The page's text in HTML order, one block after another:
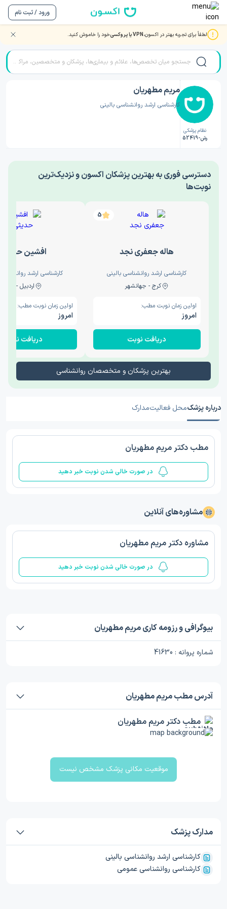
ورود / ثبت نام
لطفاً برای تجربه بهتر در اکسون،VPN یا پروکسی خود را خاموش کنید. صفحه اصلی/دکتر روانشناسی/مریم مطهریان
نظام پزشکی
رش-52419
مریم مطهریان
کارشناسی ارشد روانشناسی بالینی
‎دسترسی فوری به بهترین پزشکان اکسون و نزدیک‌ترین
نوبت‌ها
5
هاله جعفری نجد
کارشناسی ارشد روانشناسی بالینی
کرج - جهانشهر
اولین زمان نوبت مطب:
امروز
دریافت نوبت
افشین
کارشناسی ارشد
اردبیل - والی
اولین زمان نوبت مطب:
امروز
دریافت نوبت
بهترین پزشکان و متخصصان روانشناسی
درباره پزشکمحل فعالیتمدارک
مطب دکتر مریم مطهریان
در صورت خالی شدن نوبت خبر دهید
مشاوره‌های آنلاین
مشاوره دکتر مریم مطهریان
در صورت خالی شدن نوبت خبر دهید
بیوگرافی و رزومه کاری مریم مطهریان
شماره پروانه : 41630
آدرس مطب مریم مطهریان
مطب دکتر مریم مطهریان
موقعیت مکانی پزشک مشخص نیست
مدارک پزشک
کارشناسی ارشد روانشناسی بالینی
کارشناسی روانشناسی عمومی